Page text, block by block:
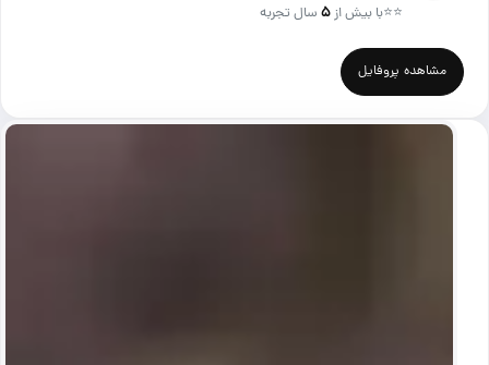
⭐⭐با بیش از۵سال تجربه
مشاهده پروفایل